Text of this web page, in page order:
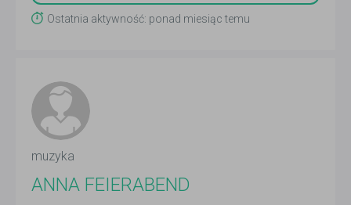
Ostatnia aktywność: ponad miesiąc temu
muzyka
ANNA FEIERABEND